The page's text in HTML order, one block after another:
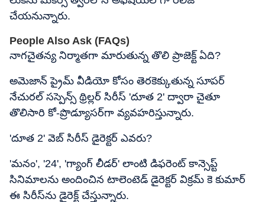
చేయనున్నారు.
People Also Ask (FAQs)
నాగచైతన్య నిర్మాతగా మారుతున్న తొలి ప్రాజెక్ట్ ఏది?
అమెజాన్ ప్రైమ్ వీడియో కోసం తెరకెక్కుతున్న సూపర్
నేచురల్ సస్పెన్స్ థ్రిల్లర్ సిరీస్ 'దూత 2' ద్వారా చైతూ
తొలిసారి కో-ప్రొడ్యూసర్‌గా వ్యవహరిస్తున్నారు.
'దూత 2' వెబ్ సిరీస్ డైరెక్టర్ ఎవరు?
'మనం', '24', 'గ్యాంగ్ లీడర్' లాంటి డిఫరెంట్ కాన్సెప్ట్
సినిమాలను అందించిన టాలెంటెడ్ డైరెక్టర్ విక్రమ్ కె కుమార్
ఈ సిరీస్‌ను డైరెక్ట్ చేస్తున్నారు.